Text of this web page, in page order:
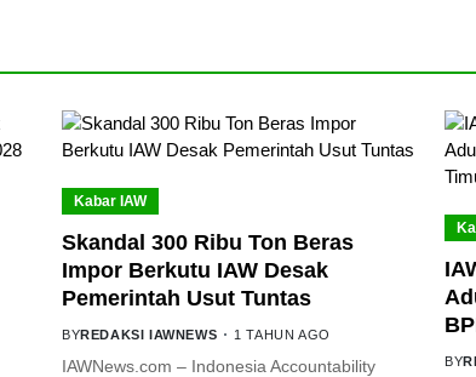
Kabar IAW
Skandal 300 Ribu Ton Beras
Impor Berkutu IAW Desak
Pemerintah Usut Tuntas
BYREDAKSI IAWNEWS 1 TAHUN AGO
IAWNews.com – Indonesia Accountability
BY